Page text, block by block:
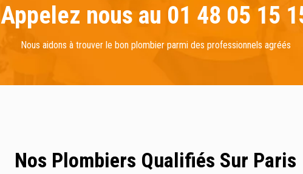
Appelez nous au 01 48 05 15
Nous aidons à trouver le bon plombier parmi des professionnels agréés
Nos Plombiers Qualifiés Sur Paris